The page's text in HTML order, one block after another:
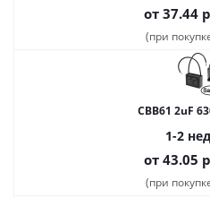
от 37.44
(при
CBB61 2uF
1-2
от 43.05
(при